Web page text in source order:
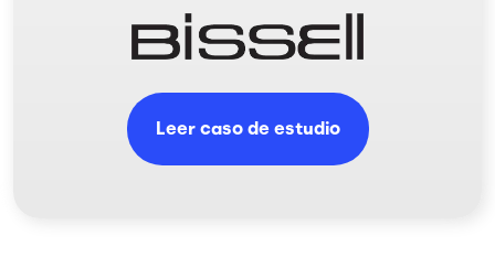
Imagen
Leer caso de estudio